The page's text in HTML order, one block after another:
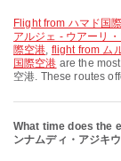
flight from ハマド国
アルジェ - ウアーリ
際空港, flight from ム
国際空港 are the
空港. These routes
What time does the
ンナムディ・アジキ